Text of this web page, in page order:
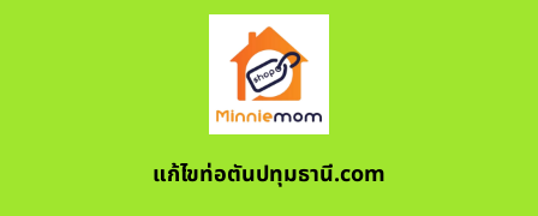
แก้ไขท่อตันปทุมธานี.com